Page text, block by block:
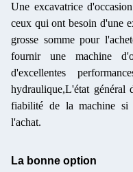
Une excavatrice
ceux qui ont besoin d'une
grosse somme pour
fournir une machine
d'excellentes
hydraulique,L'état général
fiabilité de la machine si
l'achat.
La bonne option